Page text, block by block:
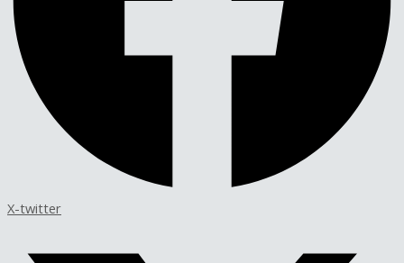
X-twitter